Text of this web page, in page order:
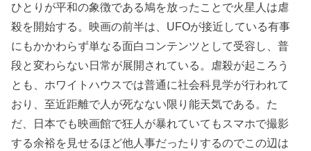
ひとりが平和の象徴である鳩を放ったことで火星人は虐
殺を開始する。映画の前半は、UFOが接近している有事
にもかかわらず単なる面白コンテンツとして受容し、普
段と変わらない日常が展開されている。虐殺が起ころう
とも、ホワイトハウスでは普通に社会科見学が行われて
おり、至近距離で人が死なない限り能天気である。た
だ、日本でも映画館で狂人が暴れていてもスマホで撮影
する余裕を見せるほど他人事だったりするのでこの辺は